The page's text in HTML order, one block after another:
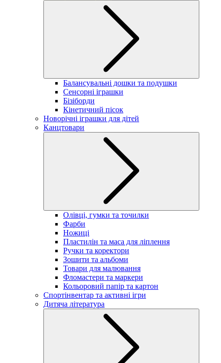
Балансувальні дошки та подушки
Сенсорні іграшки
Бізіборди
Кінетичний пісок
Новорічні іграшки для дітей
Канцтовари
Олівці, гумки та точилки
Фарби
Ножиці
Пластилін та маса для ліплення
Ручки та коректори
Зошити та альбоми
Товари для малювання
Фломастери та маркери
Кольоровий папір та картон
Спортінвентар та активні ігри
Дитяча література